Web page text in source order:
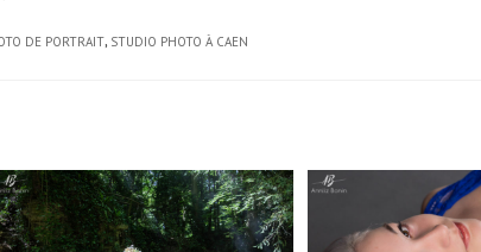
DE PORTRAIT, STUDIO PHOTO À CAEN